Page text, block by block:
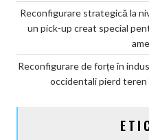
Reconfigurare strategică la
un pick-up creat special
Reconfigurare de forțe în
occidentali pierd teren